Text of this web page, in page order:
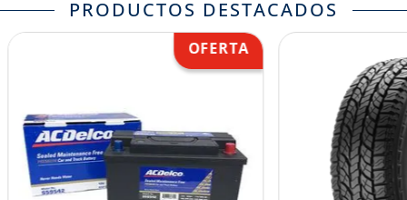
PRODUCTOS DESTACADOS